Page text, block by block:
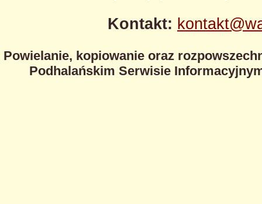
Kontakt:
Powielanie, kopiowanie oraz
Podhalańskim Serwisie